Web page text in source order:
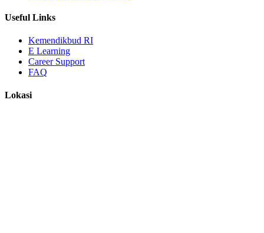
Useful Links
Kemendikbud RI
E Learning
Career Support
FAQ
Lokasi